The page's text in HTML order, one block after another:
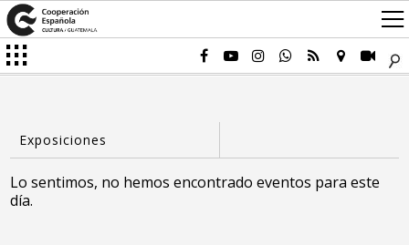
Lo sentimos, no hemos encontrado eventos para este
día.